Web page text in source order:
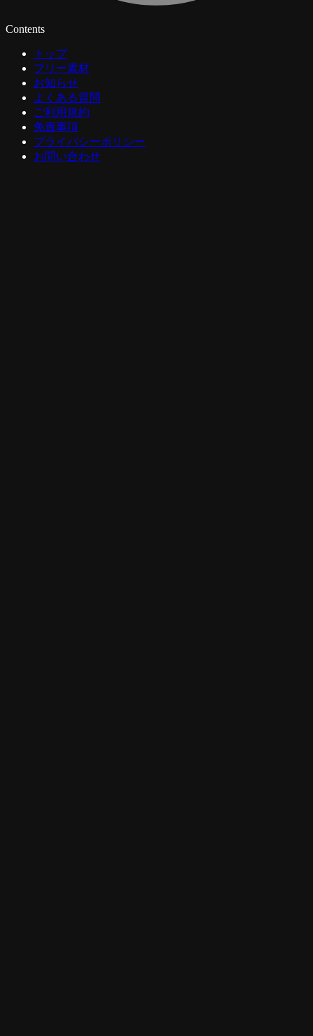
Contents
トップ
フリー素材
お知らせ
よくある質問
ご利用規約
免責事項
プライバシーポリシー
お問い合わせ